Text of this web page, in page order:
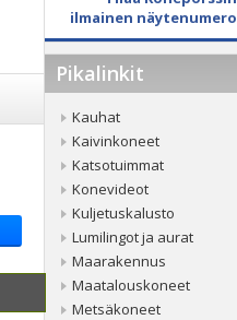
ilmainen näytenumero
Pikalinkit
Kauhat
Kaivinkoneet
Katsotuimmat
Konevideot
Kuljetuskalusto
Lumilingot ja aurat
Maarakennus
Maatalouskoneet
Metsäkoneet